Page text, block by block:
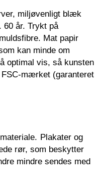
miljøvenligt blæk
år. Trykt på
Mat papir
kan minde om
optimal vis, så kunsten
mærket (garanteret
Plakater og
rør, som beskytter
mindre sendes med